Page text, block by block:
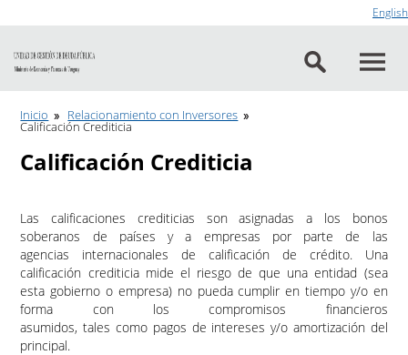
English
Inicio Relacionamiento con Inversores
Calificación Crediticia
Calificación Crediticia
Las calificaciones crediticias son asignadas a los bonos
soberanos de países y a empresas por parte de las
agencias internacionales de calificación de crédito. Una
calificación crediticia mide el riesgo de que una entidad (sea
esta gobierno o empresa) no pueda cumplir en tiempo y/o en
forma con los compromisos financieros
asumidos, tales como pagos de intereses y/o amortización del
principal.